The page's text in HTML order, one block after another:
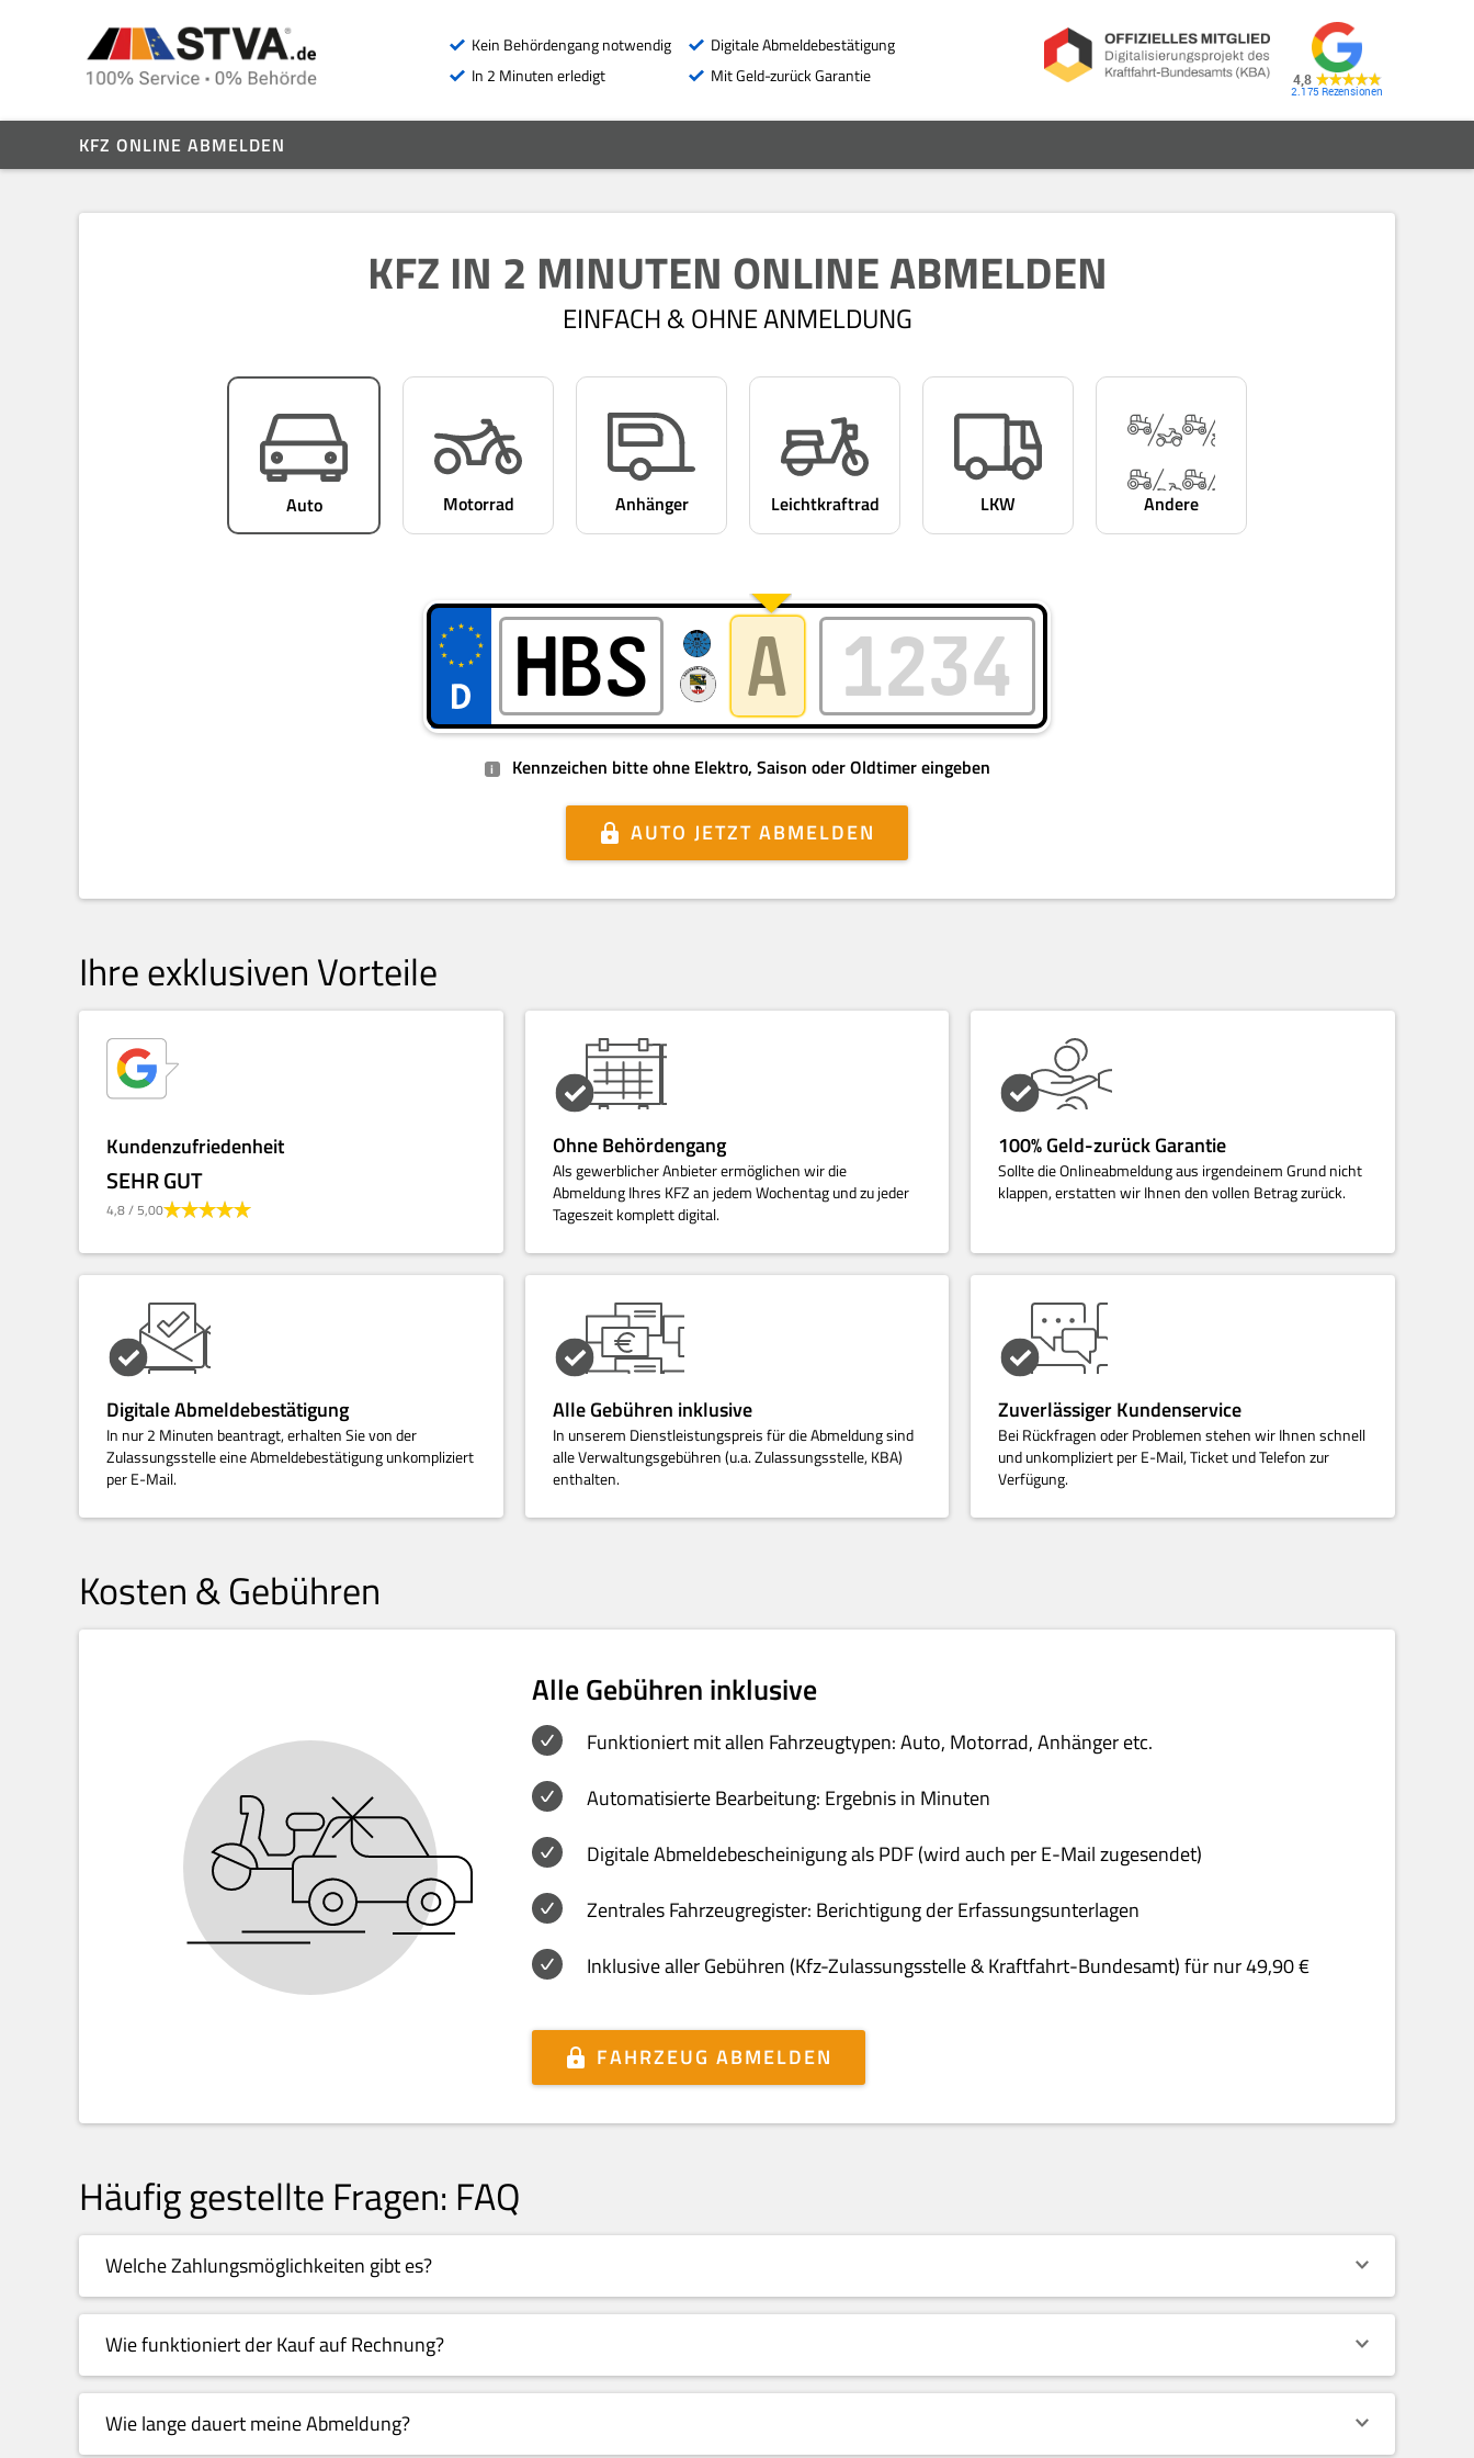
Kein Behördengang notwendig
In 2 Minuten erledigt
Digitale Abmeldebestätigung
Mit Geld-zurück Garantie
4,8
2.175
KFZ ONLINE ABMELDEN
KFZ IN 2 MINUTEN ONLINE ABMELDEN
EINFACH & OHNE ANMELDUNG
Auto Motorrad Anhänger Leichtkraftrad LKW Andere
i Kennzeichen bitte ohne Elektro, Saison oder Oldtimer eingeben
AUTO JETZT ABMELDEN
Ihre exklusiven Vorteile
Kundenzufriedenheit
SEHR GUT
4,8/ 5,00
Ohne Behördengang
Als gewerblicher Anbieter ermöglichen wir die
Abmeldung Ihres KFZ an jedem Wochentag und zu jeder
Tageszeit komplett digital.
100% Geld-zurück Garantie
Sollte die Onlineabmeldung aus irgendeinem Grund nicht
klappen, erstatten wir Ihnen den vollen Betrag zurück.
Digitale Abmeldebestätigung
In nur 2 Minuten beantragt, erhalten Sie von der
Zulassungsstelle eine Abmeldebestätigung unkompliziert
per E-Mail.
Alle Gebühren inklusive
In unserem Dienstleistungspreis für die Abmeldung sind
alle Verwaltungsgebühren (u.a. Zulassungsstelle, KBA)
enthalten.
Zuverlässiger Kundenservice
Bei Rückfragen oder Problemen stehen wir Ihnen schnell
und unkompliziert per E-Mail, Ticket und Telefon zur
Verfügung.
Kosten & Gebühren
Alle Gebühren inklusive
Funktioniert mit allen Fahrzeugtypen: Auto, Motorrad, Anhänger etc.
Automatisierte Bearbeitung: Ergebnis in Minuten
Digitale Abmeldebescheinigung als PDF (wird auch per E-Mail zugesendet)
Zentrales Fahrzeugregister: Berichtigung der Erfassungsunterlagen
Inklusive aller Gebühren (Kfz-Zulassungsstelle & Kraftfahrt-Bundesamt) für nur 49,90 €
FAHRZEUG ABMELDEN
Häufig gestellte Fragen: FAQ
Welche Zahlungsmöglichkeiten gibt es?
Wie funktioniert der Kauf auf Rechnung?
Wie lange dauert meine Abmeldung?